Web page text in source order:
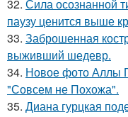
32. Сила осознанной
паузу ценится выше
33. Заброшенная
выживший шедевр.
34. Новое фото Аллы
"Совсем не Похожа".
35. Диана гурцкая